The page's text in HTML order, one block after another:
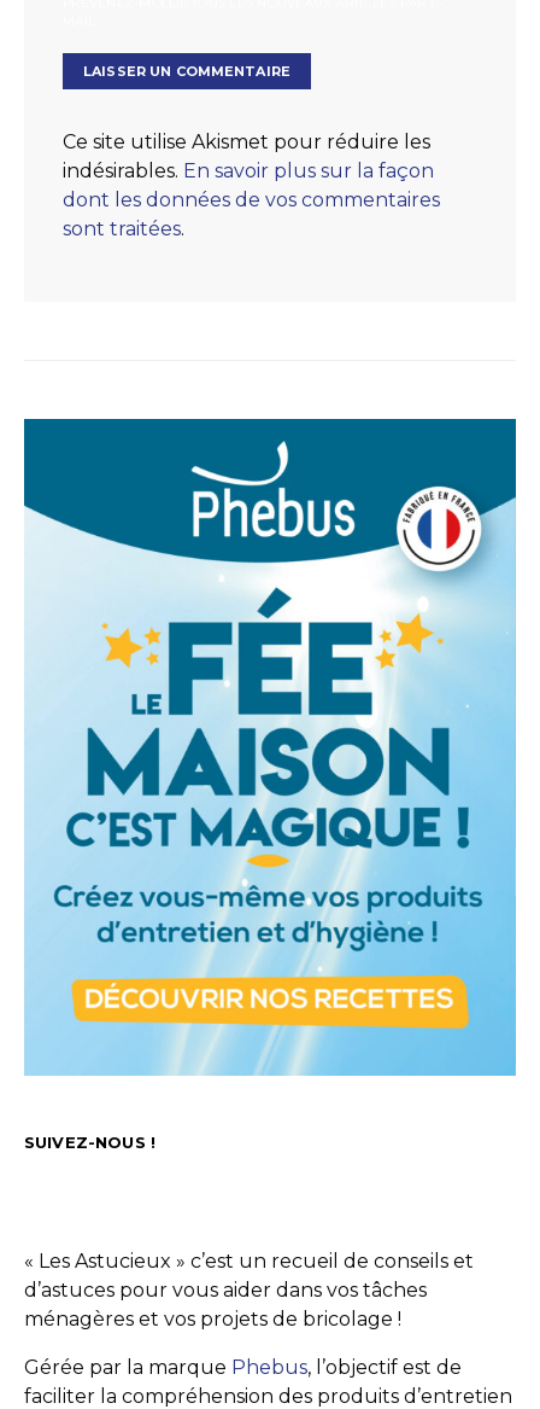
Ce site utilise Akismet pour réduire les
indésirables. En savoir plus sur la façon
dont les données de vos commentaires
sont traitées.
SUIVEZ-NOUS !
« Les Astucieux » c’est un recueil de conseils et
d’astuces pour vous aider dans vos tâches
ménagères et vos projets de bricolage !
Gérée par la marque Phebus, l’objectif est de
faciliter la compréhension des produits d’entretien